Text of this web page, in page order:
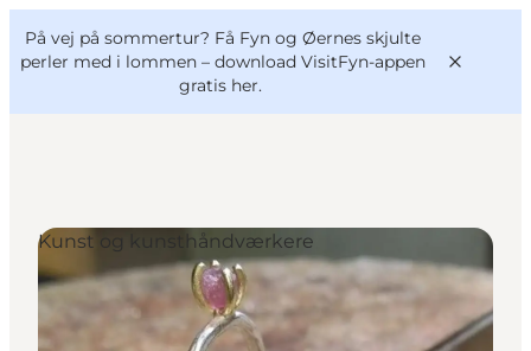
På vej på sommertur? Få Fyn og Øernes skjulte
perler med i lommen – download VisitFyn-appen
gratis her.
Oplevelser
Outdoor
Mad og drikke
VisitFyn
Deutsch
Kunst og kunsthåndværkere